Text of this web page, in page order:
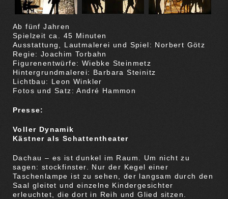
Ab fünf Jahren
Spielzeit ca. 45 Minuten
Ausstattung, Lautmalerei und Spiel: Norbert Götz
Regie: Joachim Torbahn
Figurenentwürfe: Wiebke Steinmetz
Hintergrundmalerei: Barbara Steinitz
Lichtbau: Leon Winkler
Fotos und Satz: André Hammon
Presse:
Voller Dynamik
Kästner als Schattentheater
Dachau – es ist dunkel im Raum. Um nicht zu
sagen: stockfinster. Nur der Kegel einer
Taschenlampe ist zu sehen, der langsam durch den
Saal gleitet und einzelne Kindergesichter
erleuchtet, die dort in Reih und Glied sitzen.